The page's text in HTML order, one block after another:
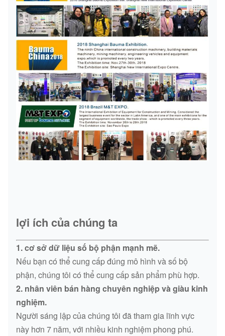
lợi ích của chúng ta
1. cơ sở dữ liệu số bộ phận mạnh mẽ.
Nếu bạn có thể cung cấp đúng mô hình và số bộ
phận, chúng tôi có thể cung cấp sản phẩm phù hợp.
2. nhân viên bán hàng chuyên nghiệp và giàu kinh
nghiệm.
Người sáng lập của chúng tôi đã tham gia lĩnh vực
này hơn 7 năm, với nhiều kinh nghiệm phong phú.